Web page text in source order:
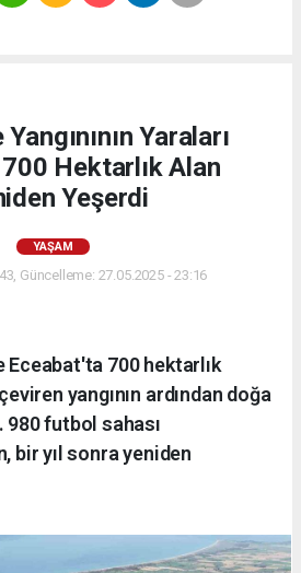
Yaraları
700 Hektarlık Alan
Yeşerdi
YAŞAM
Güncelleme: 27.05.2025 - 23:16
Eceabat'ta 700 hektarlık
yangının ardından doğa
980 futbol sahası
bir yıl sonra yeniden